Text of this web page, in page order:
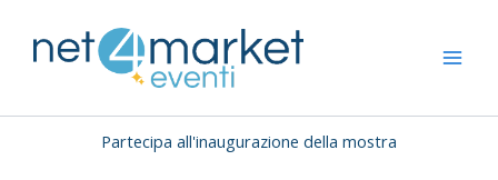
contenuto
Partecipa all'inaugurazione della mostra